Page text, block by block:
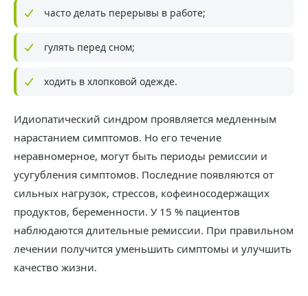
часто делать перерывы в работе;
гулять перед сном;
ходить в хлопковой одежде.
Идиопатический синдром проявляется медленным
нарастанием симптомов. Но его течение
неравномерное, могут быть периоды ремиссии и
усугубления симптомов. Последние появляются от
сильных нагрузок, стрессов, кофеиносодержащих
продуктов, беременности. У 15 % пациентов
наблюдаются длительные ремиссии. При правильном
лечении получится уменьшить симптомы и улучшить
качество жизни.